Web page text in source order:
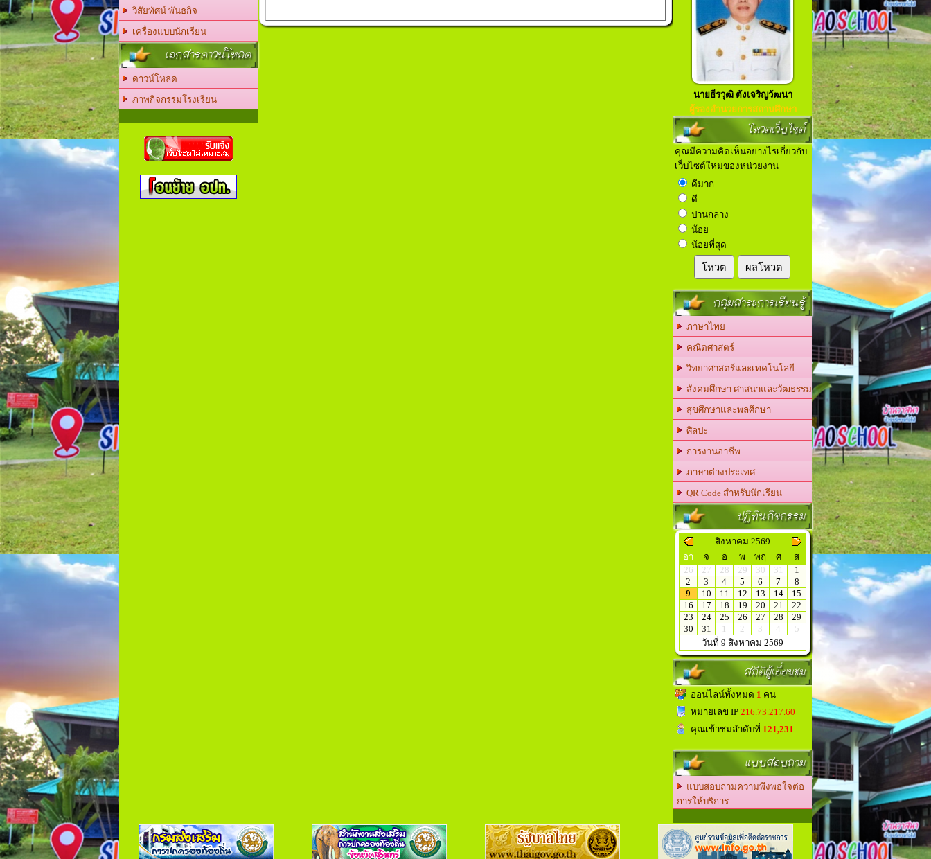
วิสัยทัศน์ พันธกิจ
เครื่องแบบนักเรียน
เอกสารดาวน์โหลด
ดาวน์โหลด
ภาพกิจกรรมโรงเรียน
นายธีรวุฒิ ตังเจริญวัฒนา
ผู้รองอำนวยการสถานศึกษา
โหวตเว็บไซต์
คุณมีความคิดเห็นอย่างไรเกี่ยวกับ
เว็บไซต์ใหม่ของหน่วยงาน
ดีมาก
ดี
ปานกลาง
น้อย
น้อยที่สุด
โหวต ผลโหวต
กลุ่มสาระการเรียนรู้
ภาษาไทย
คณิตศาสตร์
วิทยาศาสตร์และเทคโนโลยี
สังคมศึกษา ศาสนาและวัฒธรรม
สุขศึกษาและพลศึกษา
ศิลปะ
การงานอาชีพ
ภาษาต่างประเทศ
QR Code สำหรับนักเรียน
ปฏิทินกิจกรรม
สิงหาคม 2569
อา
จ อ พ พฤ ศ
ส
26
27 28 29 30 31
1
2
3 4 5 6 7
8
9
10 11 12 13 14
15
16
17 18 19 20 21
22
23
24 25 26 27 28
29
30
31 1 2 3 4
5
วันที่ 9 สิงหาคม 2569
สถิติผู้เยี่ยมชม
ออนไลน์ทั้งหมด 1 คน
หมายเลข IP 216.73.217.60
คุณเข้าชมลำดับที่ 121,231
แบบสอบถาม
แบบสอบถามความพึงพอใจต่อ
การให้บริการ